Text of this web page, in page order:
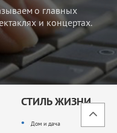
о главных
и концертах.
СТИЛЬ ЖИЗНИ
Дом и дача